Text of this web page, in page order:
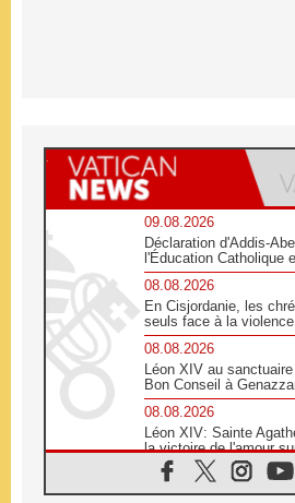
09.08.2026
Déclaration d'Addis-
l'Éducation Catholique
08.08.2026
En Cisjordanie, les
seuls face à la
08.08.2026
Léon XIV au
Bon Conseil à
08.08.2026
Léon XIV: Sainte
la victoire de l'amour
08.08.2026
«Relancer l'empathie»,